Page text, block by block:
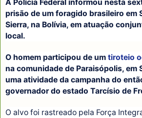
A Polícia Federal informou nesta
prisão de um foragido brasileiro em
Sierra, na Bolívia, em atuação
local.
O homem participou de um tiroteio
na comunidade de Paraisópolis, em
uma atividade da campanha do
governador do estado Tarcísio de
O alvo foi rastreado pela Força